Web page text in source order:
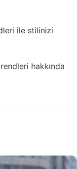
ile stilinizi
hakkında